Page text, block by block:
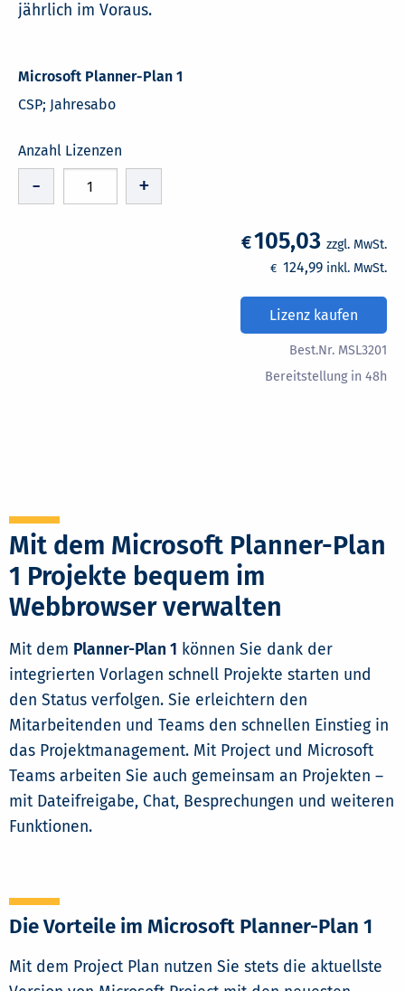
jährlich im Voraus.
Microsoft Planner-Plan 1
CSP; Jahresabo
Anzahl Lizenzen
- +
€105,03 zzgl. MwSt.
€ 124,99 inkl. MwSt.
Lizenz kaufen
Best.Nr. MSL3201
Bereitstellung in 48h
Mit dem Microsoft Planner-Plan
1 Projekte bequem im
Webbrowser verwalten
Mit dem Planner-Plan 1 können Sie dank der
integrierten Vorlagen schnell Projekte starten und
den Status verfolgen. Sie erleichtern den
Mitarbeitenden und Teams den schnellen Einstieg in
das Projektmanagement. Mit Project und Microsoft
Teams arbeiten Sie auch gemeinsam an Projekten –
mit Dateifreigabe, Chat, Besprechungen und weiteren
Funktionen.
Die Vorteile im Microsoft Planner-Plan 1
Mit dem Project Plan nutzen Sie stets die aktuellste